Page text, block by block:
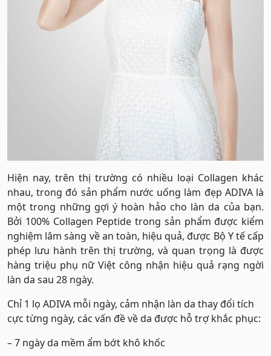
Hiện nay, trên thị trường có nhiều loại Collagen khác
nhau, trong đó sản phẩm nước uống làm đẹp ADIVA là
một trong những gợi ý hoàn hảo cho làn da của bạn.
Bởi 100% Collagen Peptide trong sản phẩm được kiểm
nghiệm lâm sàng về an toàn, hiệu quả, được Bộ Y tế cấp
phép lưu hành trên thị trường, và quan trọng là được
hàng triệu phụ nữ Việt công nhận hiệu quả rạng ngời
làn da sau 28 ngày.
Chỉ 1 lọ ADIVA mỗi ngày, cảm nhận làn da thay đổi tích
cực từng ngày, các vấn đề về da được hỗ trợ khắc phục:
– 7 ngày da mềm ẩm bớt khô khốc